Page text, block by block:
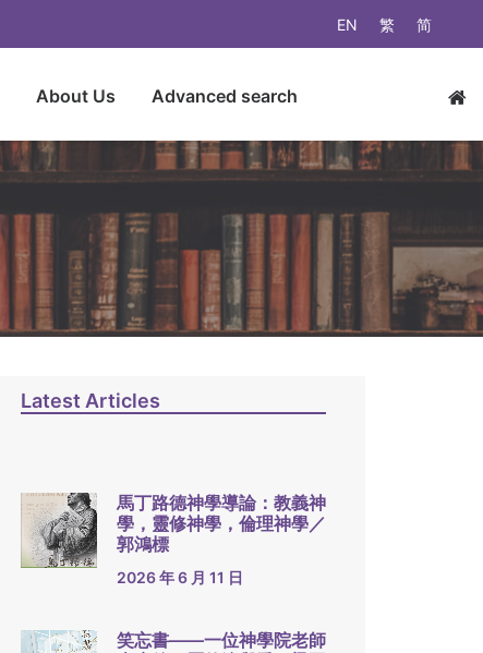
EN 繁 简
About Us Advanced search
Latest Articles
馬丁路德神學導論：教義神
學，靈修神學，倫理神學／
郭鴻標
2026 年 6 月 11 日
笑忘書——一位神學院老師